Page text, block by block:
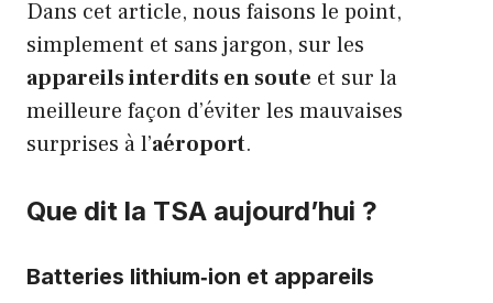
Dans cet article, nous faisons le point,
simplement et sans jargon, sur les
appareils interdits en soute et sur la
meilleure façon d’éviter les mauvaises
surprises à l’aéroport.
Que dit la TSA aujourd’hui ?
Batteries lithium‑ion et appareils